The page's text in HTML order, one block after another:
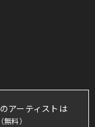
アーティストは
（無料）